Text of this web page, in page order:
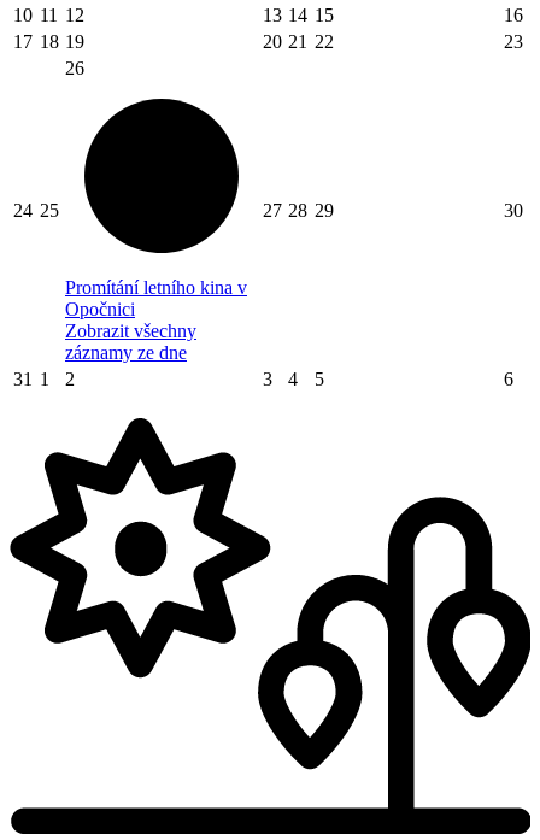
10 11 12 13 14 15
16
17 18 19 20 21 22 23
24 25
26
Promítání letního kina v
Opočnici
Zobrazit všechny
záznamy ze dne
27 28 29 30
31 1 2 3 4 5 6